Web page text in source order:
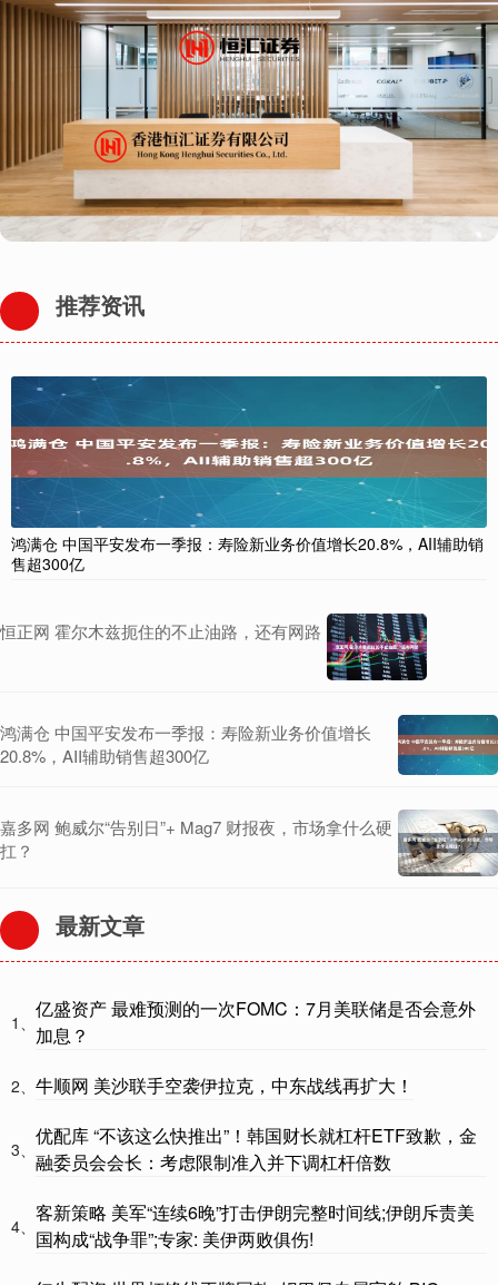
推荐资讯
鸿满仓 中国平安发布一季报：寿险新业务价值增长20.8%，AII辅助销
售超300亿
恒正网 霍尔木兹扼住的不止油路，还有网路
鸿满仓 中国平安发布一季报：寿险新业务价值增长
20.8%，AII辅助销售超300亿
嘉多网 鲍威尔“告别日”+ Mag7 财报夜，市场拿什么硬
扛？
最新文章
1、
亿盛资产 最难预测的一次FOMC：7月美联储是否会意外
加息？
2、 牛顺网 美沙联手空袭伊拉克，中东战线再扩大！
3、
优配库 “不该这么快推出”！韩国财长就杠杆ETF致歉，金
融委员会会长：考虑限制准入并下调杠杆倍数
4、
客新策略 美军“连续6晚”打击伊朗完整时间线;伊朗斥责美
国构成“战争罪”;专家: 美伊两败俱伤!